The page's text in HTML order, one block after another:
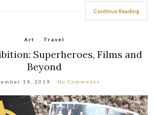
Continue Reading
Art Travel
Superheroes, Films and
Beyond
14, 2019 No Comments